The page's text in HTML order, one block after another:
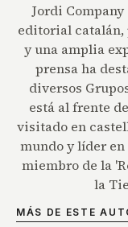
Jordi
editorial catalán,
y una amplia
prensa ha
diversos
está al frente
visitado en
mundo y líder en
miembro de la
la
MÁS DE ESTE